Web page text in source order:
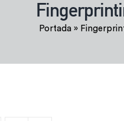
Portada»